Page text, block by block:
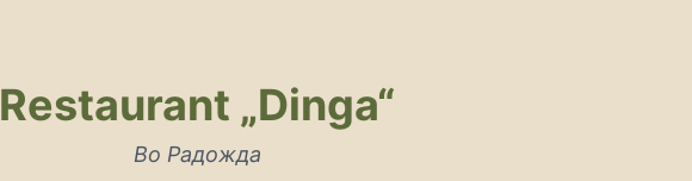
Restaurant „Dinga“
Во Радожда